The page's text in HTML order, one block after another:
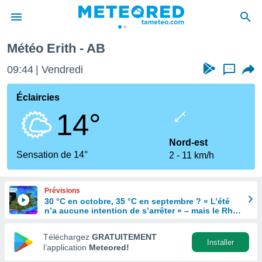
de
en
Météo Erith - AB
09:44 Vendredi ...
Éclaircies
14°
Sensation de 14°
Nord-est
2
11 km/h
Prévisions
30 °C en octobre, 35 °C en septembre ? « L’été
n’a aucune intention de s’arrêter » – mais le Rhin
Téléchargez GRATUITEMENT
l’application Meteored!
Installer